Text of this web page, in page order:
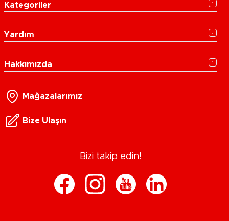
Kategoriler
Yardım
Hakkımızda
Mağazalarımız
Bize Ulaşın
Bizi takip edin!